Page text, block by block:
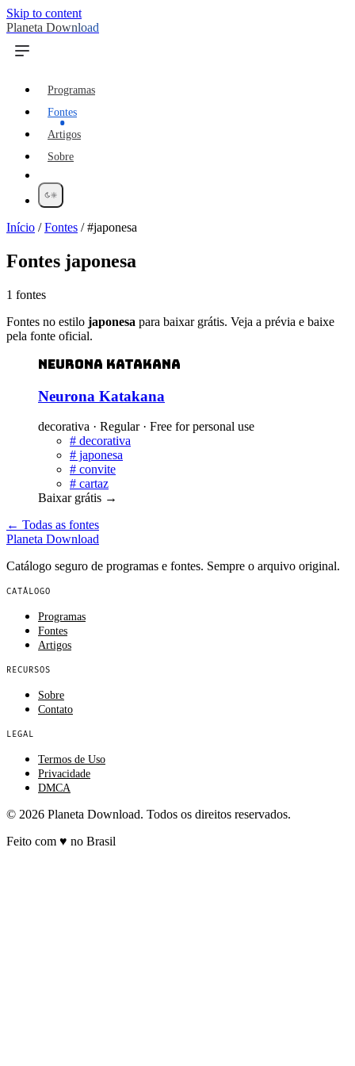
Skip to content
Planeta Download
Programas
Fontes
Artigos
Sobre
Início /Fontes /#japonesa
Fontes japonesa
1 fontes
Fontes no estilo japonesa para baixar grátis. Veja a prévia e baixe
pela fonte oficial.
Neurona Katakana
Neurona Katakana
decorativa · Regular · Free for personal use
# decorativa
# japonesa
# convite
# cartaz
Baixar grátis →
← Todas as fontes
Planeta Download
Catálogo seguro de programas e fontes. Sempre o arquivo original.
CATÁLOGO
Programas
Fontes
Artigos
RECURSOS
Sobre
Contato
LEGAL
Termos de Uso
Privacidade
DMCA
© 2026 Planeta Download. Todos os direitos reservados.
Feito com ♥ no Brasil